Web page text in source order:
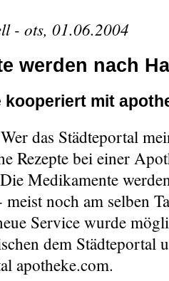
- ots, 01.06.2004
werden nach
kooperiert mit
das Städteportal
Rezepte bei einer
Medikamente
meist noch am selben
Service wurde
dem Städteportal
apotheke.com.